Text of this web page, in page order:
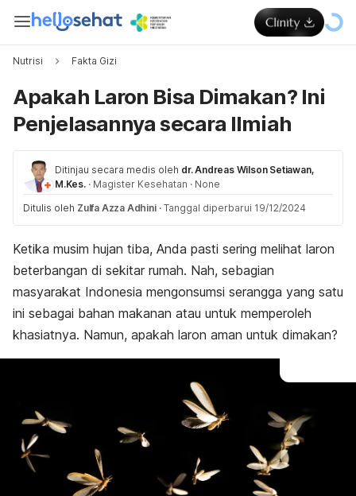
Nutrisi Fakta Gizi
Apakah Laron Bisa Dimakan? Ini
Penjelasannya secara Ilmiah
Ditinjau secara medis oleh dr. Andreas Wilson Setiawan,
M.Kes. · Magister Kesehatan · None
Ditulis oleh Zulfa Azza Adhini · Tanggal diperbarui 19/12/2024
Ketika musim hujan tiba, Anda pasti sering melihat laron
beterbangan di sekitar rumah. Nah, sebagian
masyarakat Indonesia mengonsumsi serangga yang satu
ini sebagai bahan makanan atau untuk memperoleh
khasiatnya. Namun, apakah laron aman untuk dimakan?